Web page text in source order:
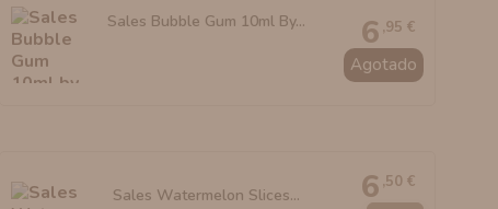
Sales Bubble Gum 10ml By... 6 ,95 €
Agotado
Sales Watermelon Slices... 6 ,50 €